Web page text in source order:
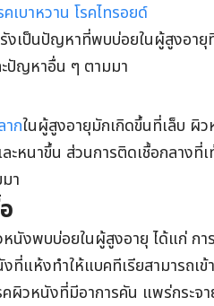
คเบาหวาน โรคไทรอยด์
รังเป็นปัญหาที่พบบ่อยในผู้สูงอา
ปัญหาอื่น ๆ ตามมา
กในผู้สูงอายุมักเกิดขึ้นที่เล็บ ผิว
ะหนาขึ้น ส่วนการติดเชื้อกลาง
า
นังพบบ่อยในผู้สูงอายุ ได้แก่ ก
แห้งทำให้แบคทีเรียสามารถเข้
คผิวหนังที่มีอาการคัน แพร่กระจ